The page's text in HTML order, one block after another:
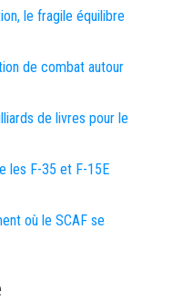
le fragile équilibre
de combat autour
de livres pour le
les F-35 et F-15E
où le SCAF se